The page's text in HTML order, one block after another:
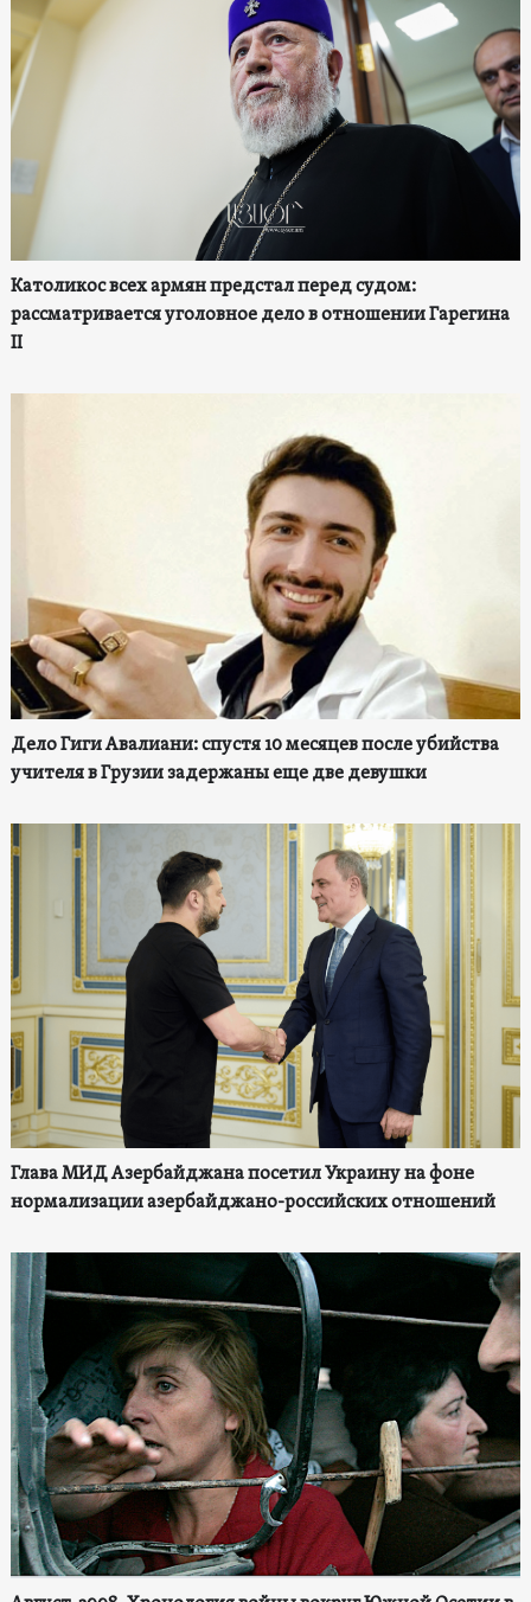
Католикос всех армян предстал перед судом:
рассматривается уголовное дело в отношении Гарегина
II
Дело Гиги Авалиани: спустя 10 месяцев после убийства
учителя в Грузии задержаны еще две девушки
Глава МИД Азербайджана посетил Украину на фоне
нормализации азербайджано-российских отношений